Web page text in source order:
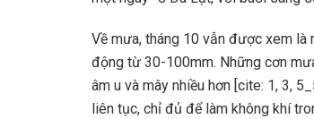
Về mưa, tháng 10 vẫn được xem
động từ 30-100mm. Những cơn
âm u và mây nhiều hơn [cite: 1, 3,
liên tục, chỉ đủ để làm không khí